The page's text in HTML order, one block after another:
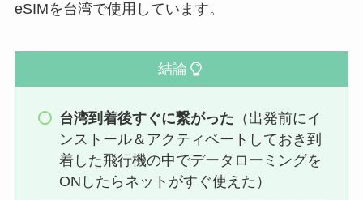
eSIMを台湾で使用しています。
結論
台湾到着後すぐに繋がった （出発前にイ
ンストール＆アクティベートしておき到
着した飛行機の中でデータローミングを
ONしたらネットがすぐ使えた）